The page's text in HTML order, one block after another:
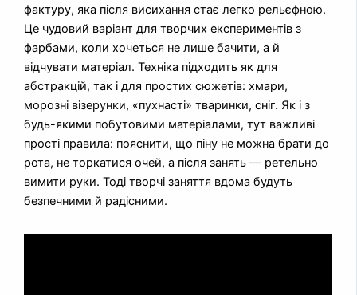
фактуру, яка після висихання стає легко рельєфною.
Це чудовий варіант для творчих експериментів з
фарбами, коли хочеться не лише бачити, а й
відчувати матеріал. Техніка підходить як для
абстракцій, так і для простих сюжетів: хмари,
морозні візерунки, «пухнасті» тваринки, сніг. Як і з
будь-якими побутовими матеріалами, тут важливі
прості правила: пояснити, що піну не можна брати до
рота, не торкатися очей, а після занять — ретельно
вимити руки. Тоді творчі заняття вдома будуть
безпечними й радісними.